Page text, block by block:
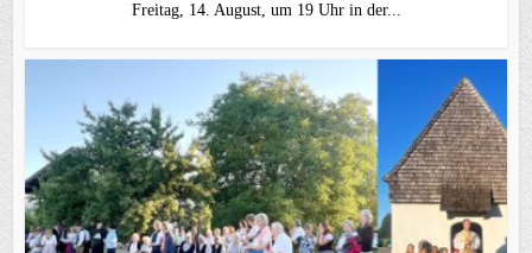
Freitag, 14. August, um 19 Uhr in der...